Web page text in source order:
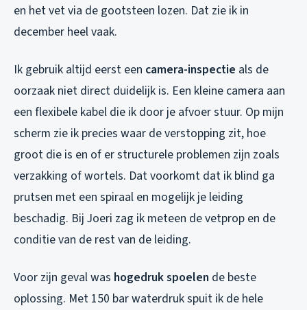
en het vet via de gootsteen lozen. Dat zie ik in
december heel vaak.
Ik gebruik altijd eerst een camera-inspectie als de
oorzaak niet direct duidelijk is. Een kleine camera aan
een flexibele kabel die ik door je afvoer stuur. Op mijn
scherm zie ik precies waar de verstopping zit, hoe
groot die is en of er structurele problemen zijn zoals
verzakking of wortels. Dat voorkomt dat ik blind ga
prutsen met een spiraal en mogelijk je leiding
beschadig. Bij Joeri zag ik meteen de vetprop en de
conditie van de rest van de leiding.
Voor zijn geval was hogedruk spoelen de beste
oplossing. Met 150 bar waterdruk spuit ik de hele